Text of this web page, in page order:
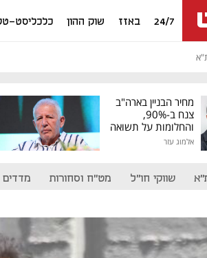
24/7 באזז שוק ההון כלכליסט-
מחיר הבניין בארה"ב
צנח ב-90%,
והחלומות על תשואה
גבוהה התנפצו
אלמוג עזר
שווקי חו"ל מט"ח וסחורות מדדים